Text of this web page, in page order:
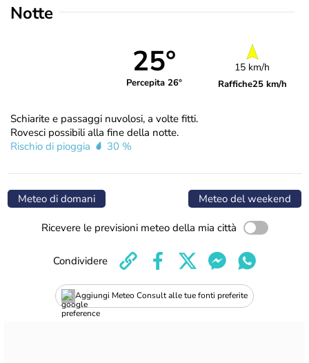
Notte
25°
Percepita 26°
15 km/h
Raffiche25 km/h
Schiarite e passaggi nuvolosi, a volte fitti.
Rovesci possibili alla fine della notte.
Rischio di pioggia
30 %
Meteo di domani Meteo del weekend
Ricevere le previsioni meteo della mia città
Aggiungi Meteo Consult alle tue fonti preferite
Condividere